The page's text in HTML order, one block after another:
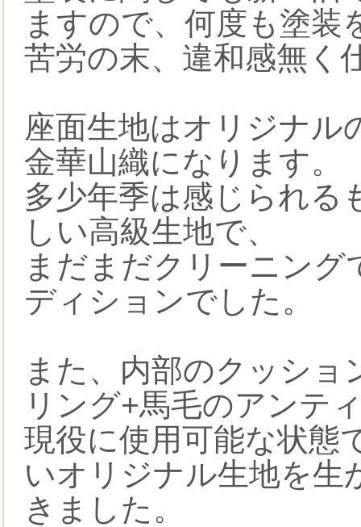
ますので、何度も塗装
苦労の末、違和感無く
座面生地はオリジナル
金華山織になります。
多少年季は感じられる
しい高級生地で、
まだまだクリーニン
ディションでした。
また、内部のクッシ
リング+馬毛のアンテ
現役に使用可能な状態
いオリジナル生地を生
きました。